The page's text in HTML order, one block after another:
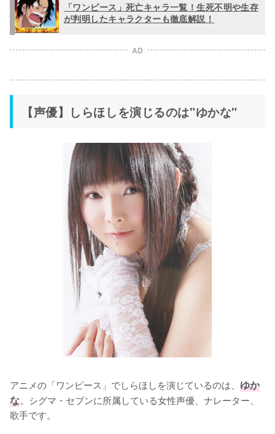
「ワンピース」死亡キャラ一覧！生死不明や生存
が判明したキャラクターも徹底解説！
AD
【声優】しらほしを演じるのは"ゆかな"
アニメの「ワンピース」でしらほしを演じているのは、 ゆか
な。シグマ・セブンに所属している女性声優、ナレーター、
歌手です。